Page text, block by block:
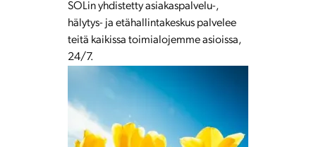
SOLin yhdistetty asiakaspalvelu-,
hälytys- ja etähallintakeskus palvelee
teitä kaikissa toimialojemme asioissa,
24/7.